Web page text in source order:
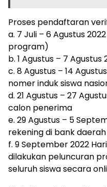
Proses pendaftaran
a. 7 Juli – 6 Agustus
program)
b. 1 Agustus – 7
c. 8 Agustus – 14
nomer induk siswa
d. 21 Agustus – 27
calon penerima
e. 29 Agustus – 5
rekening di bank daerah
f. 9 September 2022
dilakukan peluncuran
seluruh siswa secara